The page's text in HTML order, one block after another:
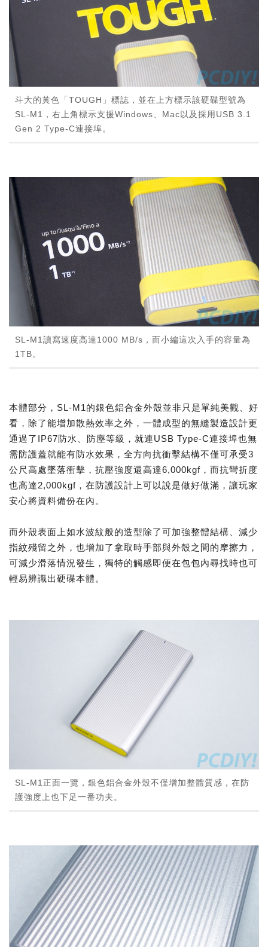
斗大的黃色「TOUGH」標誌，並在上方標示該硬碟型號為
SL-M1，右上角標示支援Windows、Mac以及採用USB 3.1
Gen 2 Type-C連接埠。
SL-M1讀寫速度高達1000 MB/s，而小編這次入手的容量為
1TB。
本體部分，SL-M1的銀色鋁合金外殼並非只是單純美觀、好
看，除了能增加散熱效率之外，一體成型的無縫製造設計更
通過了IP67防水、防塵等級，就連USB Type-C連接埠也無
需防護蓋就能有防水效果，全方向抗衝擊結構不僅可承受3
公尺高處墜落衝擊，抗壓強度還高達6,000kgf，而抗彎折度
也高達2,000kgf，在防護設計上可以說是做好做滿，讓玩家
安心將資料備份在內。
而外殼表面上如水波紋般的造型除了可加強整體結構、減少
指紋殘留之外，也增加了拿取時手部與外殼之間的摩擦力，
可減少滑落情況發生，獨特的觸感即便在包包內尋找時也可
輕易辨識出硬碟本體。
SL-M1正面一覽，銀色鋁合金外殼不僅增加整體質感，在防
護強度上也下足一番功夫。